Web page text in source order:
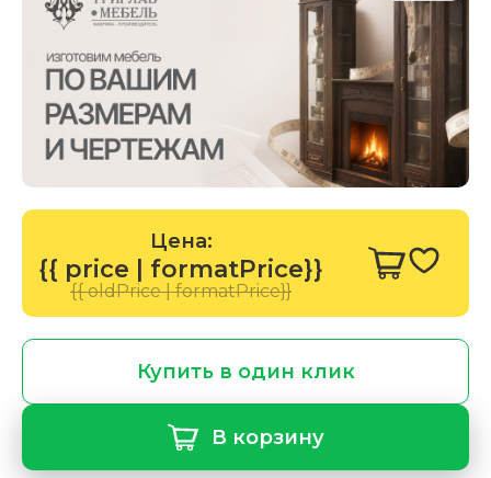
Цена:
{{ price | formatPrice}}
{{ oldPrice | formatPrice}}
Купить в один клик
В корзину